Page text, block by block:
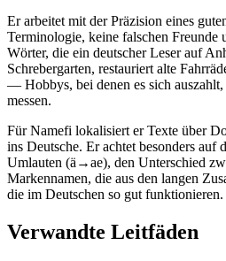
Er arbeitet mit der Präzision eines
Terminologie, keine falschen Freunde
Wörter, die ein deutscher Leser auf
Schrebergarten, restauriert alte
— Hobbys, bei denen es sich
messen.
Für Namefi lokalisiert er Texte über
ins Deutsche. Er achtet besonders
Umlauten (ä→ae), den Unterschied
Markennamen, die aus den langen
die im Deutschen so gut funktionieren.
Verwandte Leitfäden